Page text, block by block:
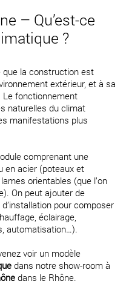
– Qu’est-ce
?
que la construction est
extérieur, et à sa
Le fonctionnement
naturelles du climat
manifestations plus
comprenant une
en acier (poteaux et
orientables (que l’on
On peut ajouter de
pour composer
éclairage,
automatisation…).
voir un modèle
dans notre show-room à
dans le Rhône.